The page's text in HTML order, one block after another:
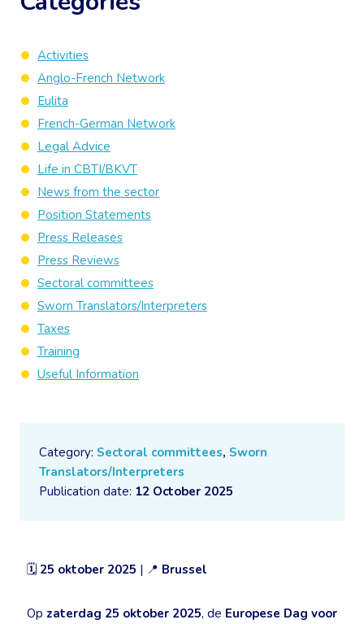
Category: Sectoral committees, Sworn
Translators/Interpreters
Publication date: 12 October 2025
🗓 25 oktober 2025 | 📍 Brussel
Op zaterdag 25 oktober 2025, de Europese Dag voor
Activities
Anglo-French Network
Eulita
French-German Network
Legal Advice
Life in CBTI/BKVT
News from the sector
Position Statements
Press Releases
Press Reviews
Sectoral committees
Sworn Translators/Interpreters
Taxes
Training
Useful Information